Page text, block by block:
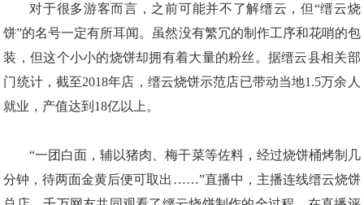
对于很多游客而言，之前可能并不了解缙云，但“缙云烧
饼”的名号一定有所耳闻。虽然没有繁冗的制作工序和花哨的包
装，但这个小小的烧饼却拥有着大量的粉丝。据缙云县相关部
门统计，截至2018年店，缙云烧饼示范店已带动当地1.5万余人
就业，产值达到18亿以上。
“一团白面，辅以猪肉、梅干菜等佐料，经过烧饼桶烤制几
分钟，待两面金黄后便可取出……”直播中，主播连线缙云烧饼